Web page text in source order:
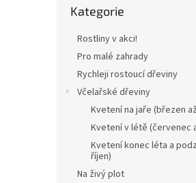
kategorie
Kategorie
Rostliny v akci!
Pro malé zahrady
Rychleji rostoucí dřeviny
Včelařské dřeviny
Kvetení na jaře (březen
Kvetení v létě (červenec
Kvetení konec léta a
říjen)
Na živý plot